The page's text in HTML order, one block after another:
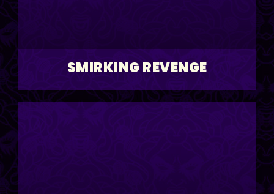
SMIRKING REVENGE